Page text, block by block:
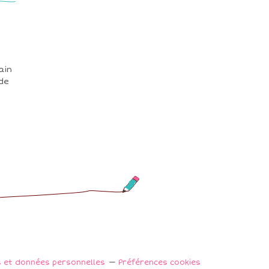
et données personnelles Préférences cookies